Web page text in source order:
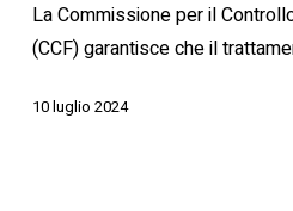
dell'INTERPOL?
La Commissione per il
(CCF) garantisce che il
10 luglio 2024